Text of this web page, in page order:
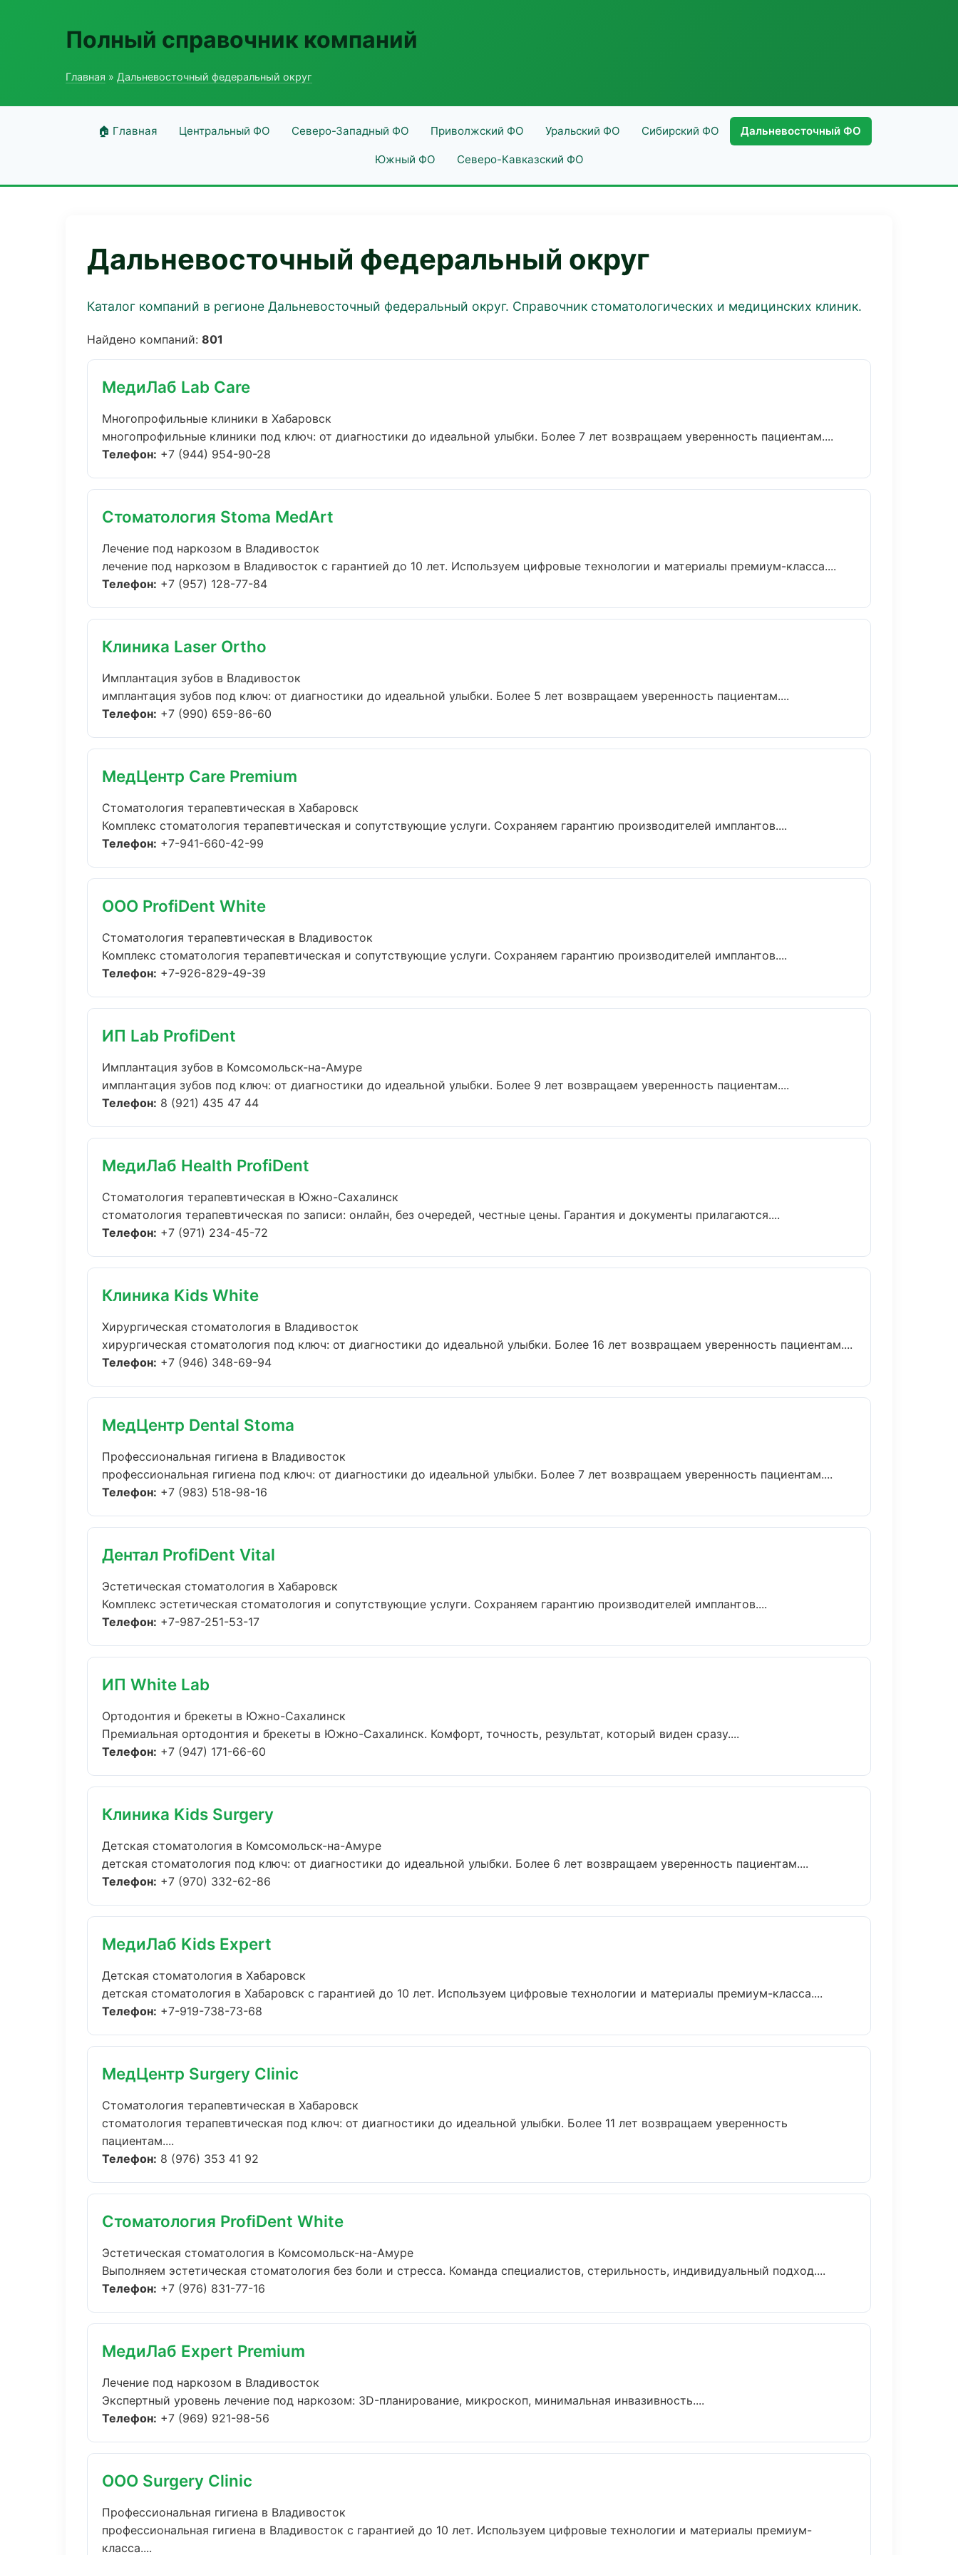
Полный справочник компаний
Главная » Дальневосточный федеральный округ
🏠 Главная Центральный ФО Северо-Западный ФО Приволжский ФО Уральский ФО Сибирский ФО Дальневосточный ФО
Южный ФО Северо-Кавказский ФО
Дальневосточный федеральный округ
Каталог компаний в регионе Дальневосточный федеральный округ. Справочник стоматологических и медицинских клиник.
Найдено компаний: 801
МедиЛаб Lab Care
Многопрофильные клиники в Хабаровск
многопрофильные клиники под ключ: от диагностики до идеальной улыбки. Более 7 лет возвращаем уверенность пациентам....
Телефон: +7 (944) 954-90-28
Стоматология Stoma MedArt
Лечение под наркозом в Владивосток
лечение под наркозом в Владивосток с гарантией до 10 лет. Используем цифровые технологии и материалы премиум-класса....
Телефон: +7 (957) 128-77-84
Клиника Laser Ortho
Имплантация зубов в Владивосток
имплантация зубов под ключ: от диагностики до идеальной улыбки. Более 5 лет возвращаем уверенность пациентам....
Телефон: +7 (990) 659-86-60
МедЦентр Care Premium
Стоматология терапевтическая в Хабаровск
Комплекс стоматология терапевтическая и сопутствующие услуги. Сохраняем гарантию производителей имплантов....
Телефон: +7-941-660-42-99
ООО ProfiDent White
Стоматология терапевтическая в Владивосток
Комплекс стоматология терапевтическая и сопутствующие услуги. Сохраняем гарантию производителей имплантов....
Телефон: +7-926-829-49-39
ИП Lab ProfiDent
Имплантация зубов в Комсомольск-на-Амуре
имплантация зубов под ключ: от диагностики до идеальной улыбки. Более 9 лет возвращаем уверенность пациентам....
Телефон: 8 (921) 435 47 44
МедиЛаб Health ProfiDent
Стоматология терапевтическая в Южно-Сахалинск
стоматология терапевтическая по записи: онлайн, без очередей, честные цены. Гарантия и документы прилагаются....
Телефон: +7 (971) 234-45-72
Клиника Kids White
Хирургическая стоматология в Владивосток
хирургическая стоматология под ключ: от диагностики до идеальной улыбки. Более 16 лет возвращаем уверенность пациентам....
Телефон: +7 (946) 348-69-94
МедЦентр Dental Stoma
Профессиональная гигиена в Владивосток
профессиональная гигиена под ключ: от диагностики до идеальной улыбки. Более 7 лет возвращаем уверенность пациентам....
Телефон: +7 (983) 518-98-16
Дентал ProfiDent Vital
Эстетическая стоматология в Хабаровск
Комплекс эстетическая стоматология и сопутствующие услуги. Сохраняем гарантию производителей имплантов....
Телефон: +7-987-251-53-17
ИП White Lab
Ортодонтия и брекеты в Южно-Сахалинск
Премиальная ортодонтия и брекеты в Южно-Сахалинск. Комфорт, точность, результат, который виден сразу....
Телефон: +7 (947) 171-66-60
Клиника Kids Surgery
Детская стоматология в Комсомольск-на-Амуре
детская стоматология под ключ: от диагностики до идеальной улыбки. Более 6 лет возвращаем уверенность пациентам....
Телефон: +7 (970) 332-62-86
МедиЛаб Kids Expert
Детская стоматология в Хабаровск
детская стоматология в Хабаровск с гарантией до 10 лет. Используем цифровые технологии и материалы премиум-класса....
Телефон: +7-919-738-73-68
МедЦентр Surgery Clinic
Стоматология терапевтическая в Хабаровск
стоматология терапевтическая под ключ: от диагностики до идеальной улыбки. Более 11 лет возвращаем уверенность
пациентам....
Телефон: 8 (976) 353 41 92
Стоматология ProfiDent White
Эстетическая стоматология в Комсомольск-на-Амуре
Выполняем эстетическая стоматология без боли и стресса. Команда специалистов, стерильность, индивидуальный подход....
Телефон: +7 (976) 831-77-16
МедиЛаб Expert Premium
Лечение под наркозом в Владивосток
Экспертный уровень лечение под наркозом: 3D-планирование, микроскоп, минимальная инвазивность....
Телефон: +7 (969) 921-98-56
ООО Surgery Clinic
Профессиональная гигиена в Владивосток
профессиональная гигиена в Владивосток с гарантией до 10 лет. Используем цифровые технологии и материалы премиум-
класса....